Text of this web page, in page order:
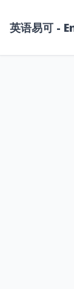
英语易可 -